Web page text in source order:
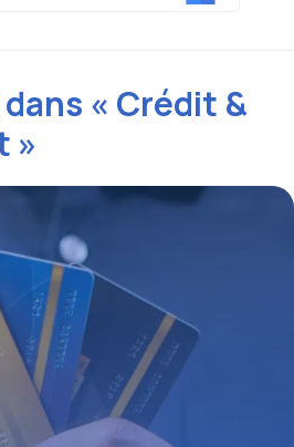
« Crédit &
»